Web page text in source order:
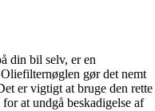
din bil selv, er en
gør det nemt
er vigtigt at bruge den rette
at undgå beskadigelse af